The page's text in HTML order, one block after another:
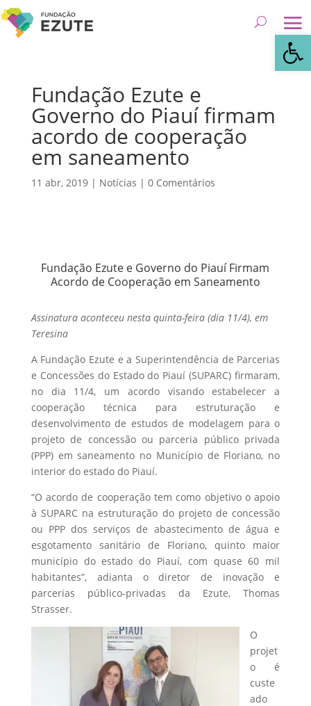
Fundação Ezute e
Governo do Piauí firmam
acordo de cooperação
em saneamento
11 abr, 2019| Notícias | 0 Comentários
Fundação Ezute e Governo do Piauí Firmam
Acordo de Cooperação em Saneamento
Assinatura aconteceu nesta quinta-feira (dia 11/4), em
Teresina
A Fundação Ezute e a Superintendência de Parcerias
e Concessões do Estado do Piauí (SUPARC) firmaram,
no dia 11/4, um acordo visando estabelecer a
cooperação técnica para estruturação e
desenvolvimento de estudos de modelagem para o
projeto de concessão ou parceria público privada
(PPP) em saneamento no Município de Floriano, no
interior do estado do Piauí.
“O acordo de cooperação tem como objetivo o apoio
à SUPARC na estruturação do projeto de concessão
ou PPP dos serviços de abastecimento de água e
esgotamento sanitário de Floriano, quinto maior
município do estado do Piauí, com quase 60 mil
habitantes”, adianta o diretor de inovação e
parcerias público-privadas da Ezute, Thomas
Strasser.
O
projet
o é
custe
ado
Abrir